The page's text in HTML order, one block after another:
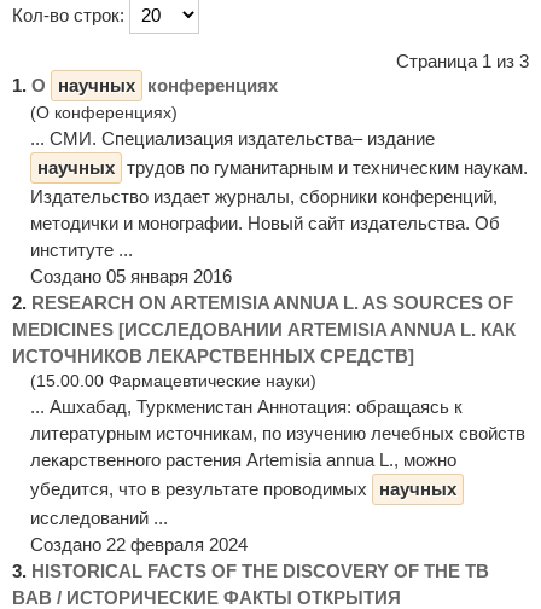
Кол-во строк:
Страница 1 из 3
1. О научных конференциях
(О конференциях)
... СМИ. Специализация издательства– издание
научных трудов по гуманитарным и техническим наукам.
Издательство издает журналы, сборники конференций,
методички и монографии. Новый сайт издательства. Об
институте ...
Создано 05 января 2016
2. RESEARCH ON ARTEMISIA ANNUA L. AS SOURCES OF
MEDICINES [ИССЛЕДОВАНИИ ARTEMISIA ANNUA L. КАК
ИСТОЧНИКОВ ЛЕКАРСТВЕННЫХ СРЕДСТВ]
(15.00.00 Фармацевтические науки)
... Ашхабад, Туркменистан Аннотация: обращаясь к
литературным источникам, по изучению лечебных свойств
лекарственного растения Artemisia annua L., можно
убедится, что в результате проводимых
научных
исследований ...
Создано 22 февраля 2024
3. HISTORICAL FACTS OF THE DISCOVERY OF THE TB
BAB / ИСТОРИЧЕСКИЕ ФАКТЫ ОТКРЫТИЯ